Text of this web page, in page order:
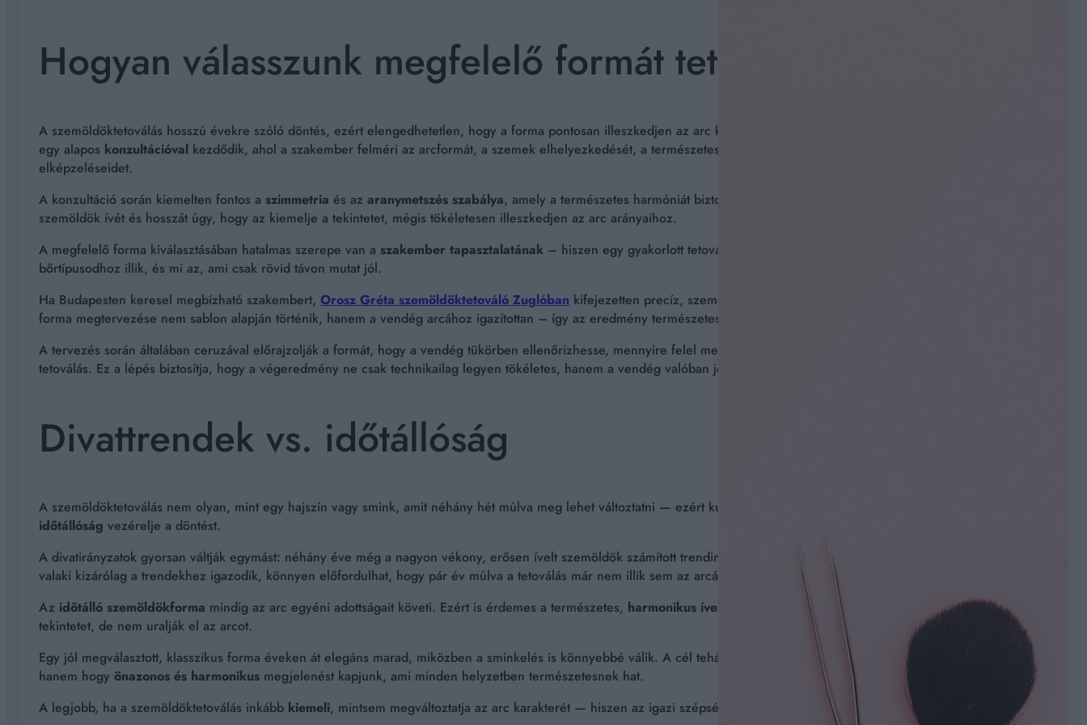
Hogyan válasszunk megfelelő formát tetoválás előtt?
A szemöldöktetoválás hosszú évekre szóló döntés, ezért elengedhetetlen, hogy a forma pontosan illeszkedjen az arc karakteréhez és az egyéniséghez. A folyamat mindig
egy alapos konzultációval kezdődik, ahol a szakember felméri az arcformát, a szemek elhelyezkedését, a természetes szemöldökszőrök irányát, és meghallgatja az
elképzeléseidet.
A konzultáció során kiemelten fontos a szimmetria és az aranymetszés szabálya, amely a természetes harmóniát biztosítja. Ennek segítségével a szakember megtervezi a
szemöldök ívét és hosszát úgy, hogy az kiemelje a tekintetet, mégis tökéletesen illeszkedjen az arc arányaihoz.
A megfelelő forma kiválasztásában hatalmas szerepe van a szakember tapasztalatának – hiszen egy gyakorlott tetováló tudja, hogy mi az, ami az arcodhoz és
bőrtípusodhoz illik, és mi az, ami csak rövid távon mutat jól.
Ha Budapesten keresel megbízható szakembert, Orosz Gréta szemöldöktetováló Zuglóban kifejezetten precíz, személyre szabott tervezési módszerrel dolgozik. Nála a
forma megtervezése nem sablon alapján történik, hanem a vendég arcához igazítottan – így az eredmény természetes, harmonikus és egyedi lesz.
A tervezés során általában ceruzával előrajzolják a formát, hogy a vendég tükörben ellenőrizhesse, mennyire felel meg az elképzeléseinek. Csak ezután kezdődik maga a
tetoválás. Ez a lépés biztosítja, hogy a végeredmény ne csak technikailag legyen tökéletes, hanem a vendég valóban jól is érezze magát az új szemöldökével.
Divattrendek vs. időtállóság
A szemöldöktetoválás nem olyan, mint egy hajszín vagy smink, amit néhány hét múlva meg lehet változtatni — ezért kulcsfontosságú, hogy
időtállóság vezérelje a döntést.
A divatirányzatok gyorsan váltják egymást: néhány éve még a nagyon vékony, erősen ívelt szemöldök számított trendinek, ma pedig a természetes, dúsabb forma hódít. Ha
valaki kizárólag a trendekhez igazodik, könnyen előfordulhat, hogy pár év múlva a tetoválás már nem illik sem az arcához, sem az aktuális stílushoz.
Az időtálló szemöldökforma mindig az arc egyéni adottságait követi. Ezért is érdemes a természetes, harmonikus íveket
választani – olyanokat, amelyek finoman kiemelik a
tekintetet, de nem uralják el az arcot.
Egy jól megválasztott, klasszikus forma éveken át elegáns marad, miközben a sminkelés is könnyebbé válik. A cél tehát nem az, hogy „divatos” szemöldökünk legyen,
hanem hogy önazonos és harmonikus megjelenést kapjunk, ami minden helyzetben természetesnek hat.
A legjobb, ha a szemöldöktetoválás inkább kiemeli, mintsem megváltoztatja az arc karakterét — hiszen az igazi szépség mindig az egyensúlyban rejlik.